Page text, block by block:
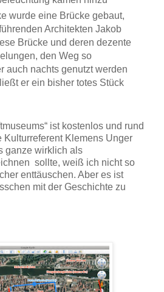
wurde eine Brücke gebaut,
Architekten Jakob
Brücke und deren dezente
den Weg so
auch nachts genutzt werden
er ein bisher totes Stück
ist kostenlos und rund
Kulturreferent Klemens Unger
ganze wirklich als
sollte, weiß ich nicht so
enttäuschen. Aber es ist
mit der Geschichte zu